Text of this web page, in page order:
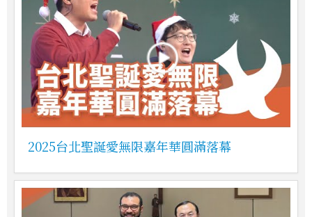
2025台北聖誕愛無限嘉年華圓滿落幕